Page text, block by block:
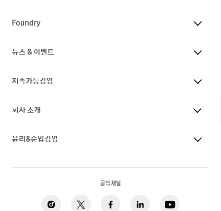
Foundry
뉴스 & 이벤트
지속가능경영
회사 소개
윤리&준법경영
공식 채널